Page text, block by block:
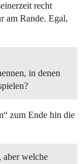
recht
am Rande. Egal,
in denen
zum Ende hin die
welche